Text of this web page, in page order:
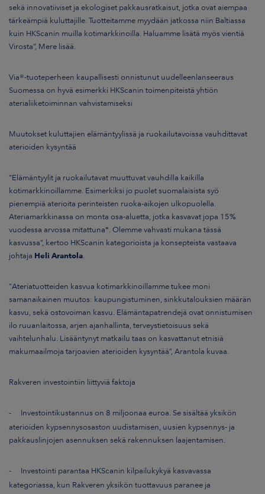
sekä innovatiiviset ja ekologiset pakkausratkaisut, jotka ovat aiempaa
tärkeämpiä kuluttajille. Tuotteitamme myydään jatkossa niin Baltiassa
kuin HKScanin muilla kotimarkkinoilla. Haluamme lisätä myös vientiä
Virosta”, Mere lisää.
Via®-tuoteperheen kaupallisesti onnistunut uudelleenlanseeraus
Suomessa on hyvä esimerkki HKScanin toimenpiteistä yhtiön
aterialiiketoiminnan vahvistamiseksi
Muutokset kuluttajien elämäntyylissä ja ruokailutavoissa vauhdittavat
aterioiden kysyntää
”Elämäntyylit ja ruokailutavat muuttuvat vauhdilla kaikilla
kotimarkkinoillamme. Esimerkiksi jo puolet suomalaisista syö
pienempiä aterioita perinteisten ruoka-aikojen ulkopuolella.
Ateriamarkkinassa on monta osa-aluetta, jotka kasvavat jopa 15%
vuodessa arvossa mitattuna*. Olemme vahvasti mukana tässä
kasvussa”, kertoo HKScanin kategorioista ja konsepteista vastaava
johtaja Heli Arantola.
”Ateriatuotteiden kasvua kotimarkkinoillamme tukee moni
samanaikainen muutos: kaupungistuminen, sinkkutalouksien määrän
kasvu, sekä ostovoiman kasvu. Elämäntapatrendejä ovat onnistumisen
ilo ruuanlaitossa, arjen ajanhallinta, terveystietoisuus sekä
vaihtelunhalu. Lisääntynyt matkailu taas on kasvattanut etnisiä
makumaailmoja tarjoavien aterioiden kysyntää”, Arantola kuvaa.
Rakveren investointiin liittyviä faktoja
-
Investointikustannus on 8 miljoonaa euroa. Se sisältää yksikön
aterioiden kypsennysosaston uudistamisen, uusien kypsennys- ja
pakkauslinjojen asennuksen sekä rakennuksen laajentamisen.
-
Investointi parantaa HKScanin kilpailukykyä kasvavassa
kategoriassa, kun Rakveren yksikön tuottavuus paranee ja